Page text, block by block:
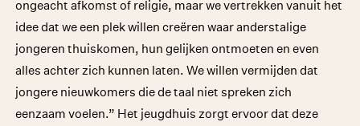
ongeacht afkomst of religie, maar we vertrekken vanuit het
idee dat we een plek willen creëren waar anderstalige
jongeren thuiskomen, hun gelijken ontmoeten en even
alles achter zich kunnen laten. We willen vermijden dat
jongere nieuwkomers die de taal niet spreken zich
eenzaam voelen.” Het jeugdhuis zorgt ervoor dat deze